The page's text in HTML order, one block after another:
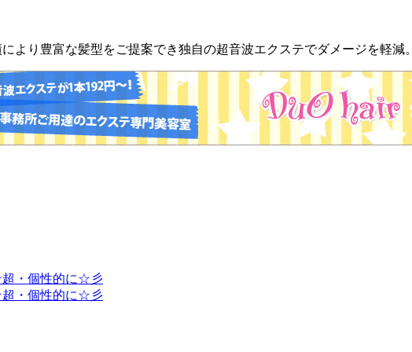
より豊富な髪型をご提案でき独自の超音波エクステでダメージを軽減。
・個性的に☆彡
・個性的に☆彡